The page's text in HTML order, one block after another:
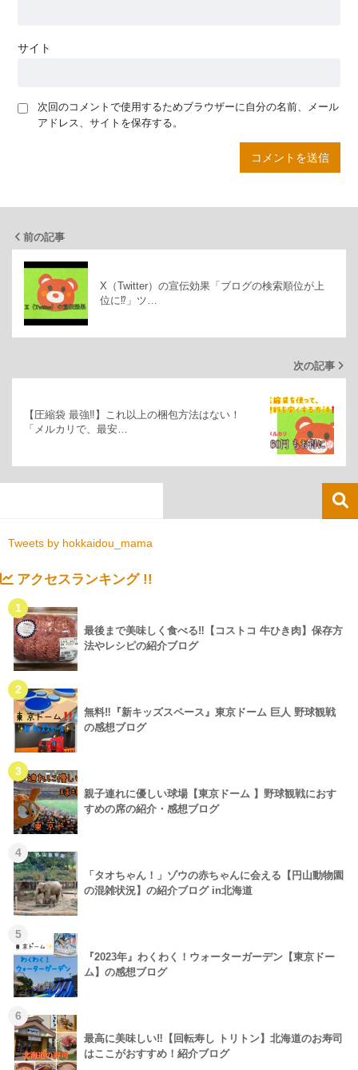
サイト
次回のコメントで使用するためブラウザーに自分の名前、メール
アドレス、サイトを保存する。
前の記事
X（Twitter）の宣伝効果「ブログの検索順位が上
位に⁉」ツ…
次の記事
【圧縮袋 最強‼】これ以上の梱包方法はない！
「メルカリで、最安…
Tweets by hokkaidou_mama
アクセスランキング !!
1
最後まで美味しく食べる‼【コストコ 牛ひき肉】保存方
法やレシピの紹介ブログ
2
無料‼『新キッズスペース』東京ドーム 巨人 野球観戦
の感想ブログ
3
親子連れに優しい球場【東京ドーム 】野球観戦におす
すめの席の紹介・感想ブログ
4
「タオちゃん！」ゾウの赤ちゃんに会える【円山動物園
の混雑状況】の紹介ブログ in北海道
5
『2023年』わくわく！ウォーターガーデン【東京ドー
ム】の感想ブログ
6
最高に美味しい‼【回転寿し トリトン】北海道のお寿司
はここがおすすめ！紹介ブログ